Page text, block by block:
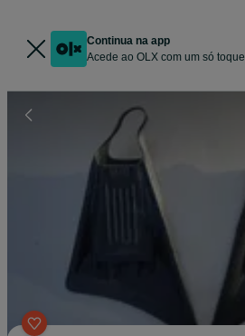
Continua na app
Acede ao OLX com um só toque